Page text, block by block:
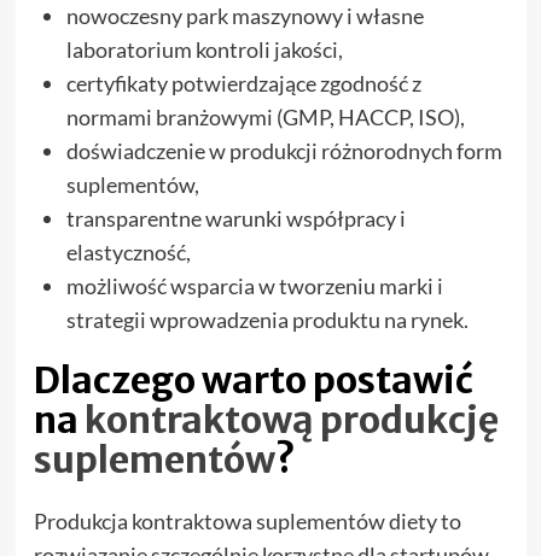
nowoczesny park maszynowy i własne
laboratorium kontroli jakości,
certyfikaty potwierdzające zgodność z
normami branżowymi (GMP, HACCP, ISO),
doświadczenie w produkcji różnorodnych form
suplementów,
transparentne warunki współpracy i
elastyczność,
możliwość wsparcia w tworzeniu marki i
strategii wprowadzenia produktu na rynek.
Dlaczego warto postawić
na kontraktową produkcję
suplementów?
Produkcja kontraktowa suplementów diety to